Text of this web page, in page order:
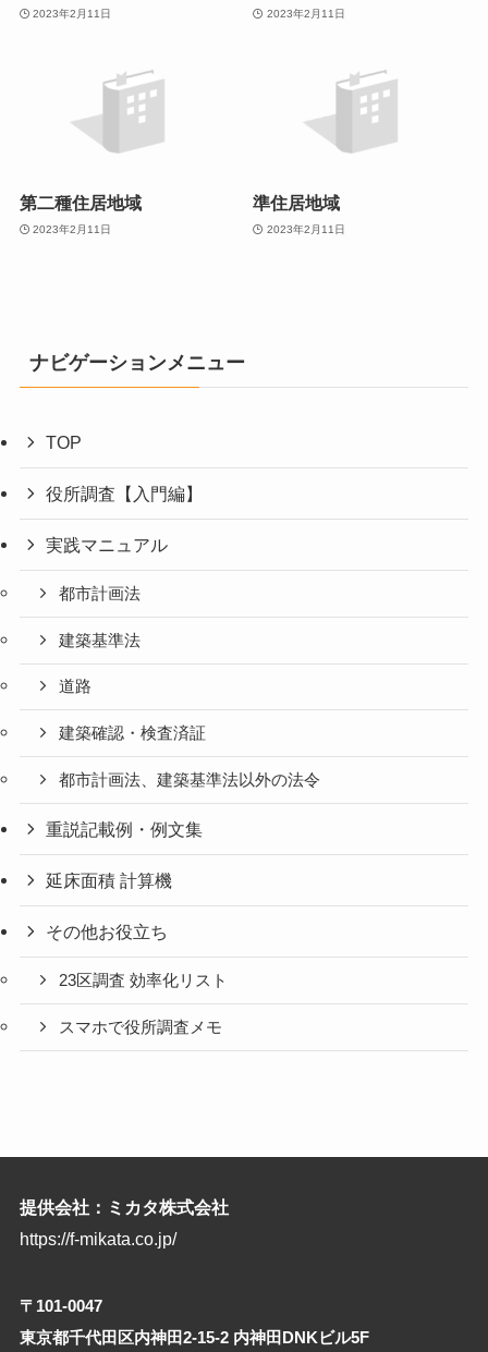
2023年2月11日 2023年2月11日
第二種住居地域
2023年2月11日
準住居地域
2023年2月11日
ナビゲーションメニュー
TOP
役所調査【入門編】
実践マニュアル
都市計画法
建築基準法
道路
建築確認・検査済証
都市計画法、建築基準法以外の法令
重説記載例・例文集
延床面積 計算機
その他お役立ち
23区調査 効率化リスト
スマホで役所調査メモ
提供会社：ミカタ株式会社
https://f-mikata.co.jp/
〒101-0047
東京都千代田区内神田2-15-2 内神田DNKビル5F